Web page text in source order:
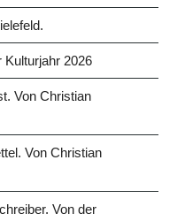
Kulturjahr 2026
Von Christian
Von Christian
Von der